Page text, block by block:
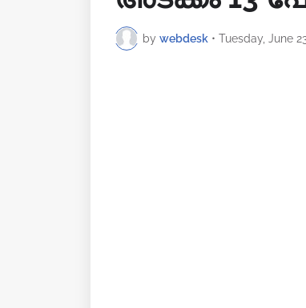
by webdesk • Tuesday, June